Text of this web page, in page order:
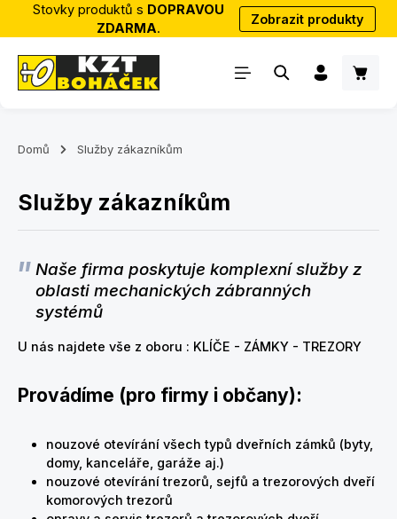
Přejít na hlavní obsah
Stovky produktů s DOPRAVOU
ZDARMA.
Zobrazit produkty
Domů Služby zákazníkům
Služby zákazníkům
Naše firma poskytuje komplexní služby z
oblasti mechanických zábranných
systémů
U nás najdete vše z oboru : KLÍČE - ZÁMKY - TREZORY
Provádíme (pro firmy i občany):
nouzové otevírání všech typů dveřních zámků (byty,
domy, kanceláře, garáže aj.)
nouzové otevírání trezorů, sejfů a trezorových dveří
komorových trezorů